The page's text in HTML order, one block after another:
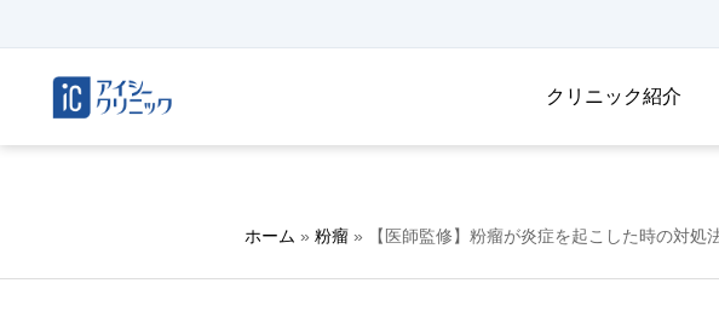
クリニック紹介
ホーム » 粉瘤 » 【医師監修】粉瘤が炎症を起こした時の対処